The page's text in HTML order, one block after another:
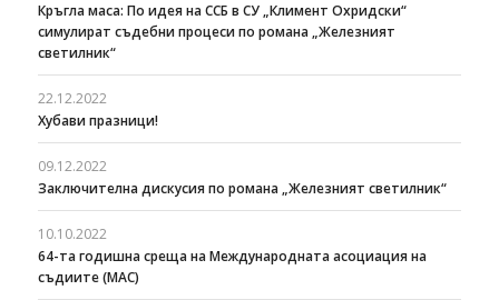
Кръгла маса: По идея на ССБ в СУ „Климент Охридски“
симулират съдебни процеси по романа „Железният
светилник“
22.12.2022
Хубави празници!
09.12.2022
Заключителна дискусия по романа „Железният светилник“
10.10.2022
64-та годишна среща на Международната асоциация на
съдиите (МАС)